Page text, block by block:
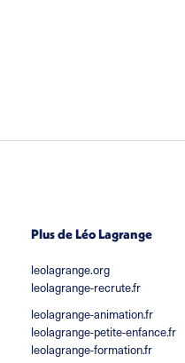
Plus de Léo Lagrange
leolagrange.org
leolagrange-recrute.fr
leolagrange-animation.fr
leolagrange-petite-enfance.fr
leolagrange-formation.fr